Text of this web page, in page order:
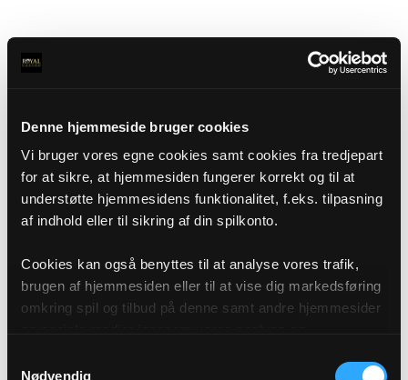
Denne hjemmeside bruger cookies
Vi bruger vores egne cookies samt cookies fra tredjepart
for at sikre, at hjemmesiden fungerer korrekt og til at
understøtte hjemmesidens funktionalitet, f.eks. tilpasning
af indhold eller til sikring af din spilkonto.
Cookies kan også benyttes til at analyse vores trafik,
brugen af hjemmesiden eller til at vise dig markedsføring
omkring spil og tilbud på denne samt andre hjemmesider
af cookies under "Detaljer" eller ved at klikke videre til
Nødvendig